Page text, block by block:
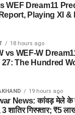
यही होगी कि यहां
कि वे किसी जेल या
एक रेजिडेंशियल
के साथ रहने, पढ़ाई,
होंगी।
WEF Dream11
Playing XI &
18 hours ago
vs WEF-W
27: The Hundred
19 hours ago
News: कांवड़ मेले के
शातिर गिरफ्तार; ₹5